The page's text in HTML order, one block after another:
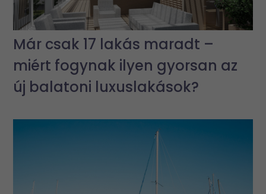
Már csak 17 lakás maradt –
miért fogynak ilyen gyorsan az
új balatoni luxuslakások?